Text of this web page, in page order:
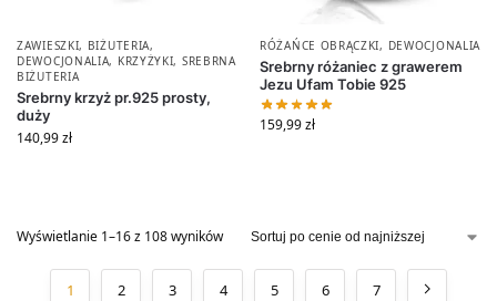
ZAWIESZKI, BIŻUTERIA,
DEWOCJONALIA, KRZYŻYKI, SREBRNA
BIŻUTERIA
Srebrny krzyż pr.925 prosty,
duży
140,99zł
RÓŻAŃCE OBRĄCZKI, DEWOCJONALIA
Srebrny różaniec z grawerem
Jezu Ufam Tobie 925
159,99zł
Wyświetlanie 1–16 z 108 wyników
1 2 3 4 5 6 7